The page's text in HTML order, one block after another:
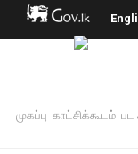
முகப்பு காட்சிக்கூடம் பட